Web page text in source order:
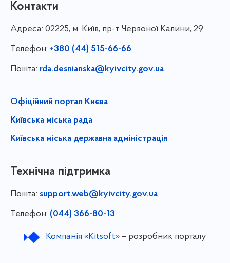
Контакти
Адреса: 02225, м. Київ, пр-т Червоної Калини, 29
Телефон: +380 (44) 515-66-66
Пошта: rda.desnianska@kyivcity.gov.ua
Офіційний портал Києва
Київська міська рада
Київська міська державна адміністрація
Технічна підтримка
Пошта: support.web@kyivcity.gov.ua
Телефон: (044) 366-80-13
Компанія «Kitsoft»– розробник порталу